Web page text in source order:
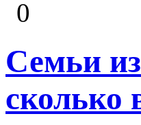
0
Семьи
сколько